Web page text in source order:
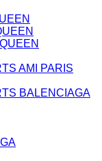
AMI PARIS
BALENCIAGA